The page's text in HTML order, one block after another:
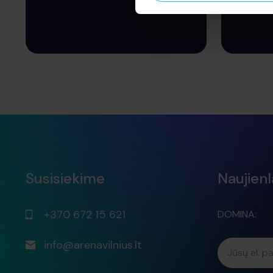
Susisiekime
+370 672 15 621
info@arenavilnius.lt
DOMINA:
Jūsų el.